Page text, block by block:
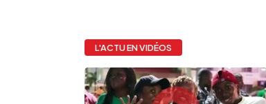
L'ACTU EN VIDÉOS